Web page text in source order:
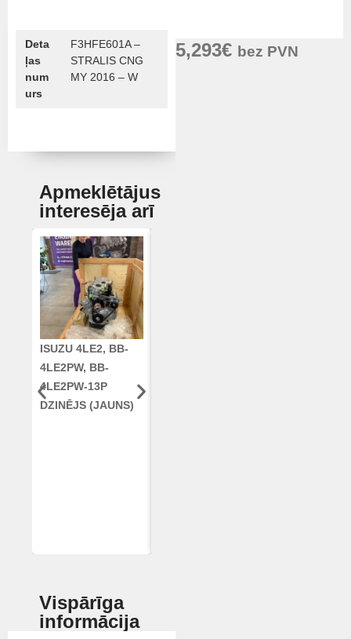
Deta
ļas
num
urs
F3HFE601A –
STRALIS CNG
MY 2016 – W
Apmeklētājus
interesēja arī
ISUZU 4LE2, BB-
4LE2PW, BB-
4LE2PW-13P
DZINĒJS (JAUNS)
Vispārīga
informācija
5,293€ bez PVN